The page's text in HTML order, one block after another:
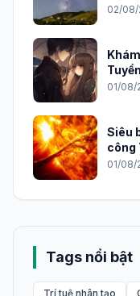
02/08/
2026
01/08/
Siêu
công
01/08/
Tags nổi bật
Trí tuệ nhân tạo